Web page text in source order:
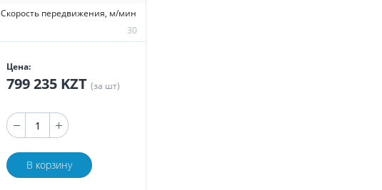
Скорость передвижения, м/мин
30
Цена:
799 235 KZT (за шт)
В корзину